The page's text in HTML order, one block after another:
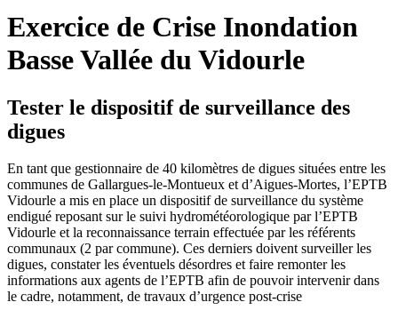
Exercice de Crise Inondation
Basse Vallée du Vidourle
Tester le dispositif de surveillance des
digues
En tant que gestionnaire de 40 kilomètres de digues situées entre les
communes de Gallargues-le-Montueux et d’Aigues-Mortes, l’EPTB
Vidourle a mis en place un dispositif de surveillance du système
endigué reposant sur le suivi hydrométéorologique par l’EPTB
Vidourle et la reconnaissance terrain effectuée par les référents
communaux (2 par commune). Ces derniers doivent surveiller les
digues, constater les éventuels désordres et faire remonter les
informations aux agents de l’EPTB afin de pouvoir intervenir dans
le cadre, notamment, de travaux d’urgence post-crise